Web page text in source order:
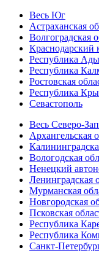
Весь Юг
Астраханская
Волгоградская
Краснодарский
Республика
Республика
Ростовская
Республика
Севастополь
Весь Северо-
Архангельская
Вологодская
Ненецкий
Ленинградская
Мурманская
Новгородская
Псковская
Республика
Республика
Санкт-